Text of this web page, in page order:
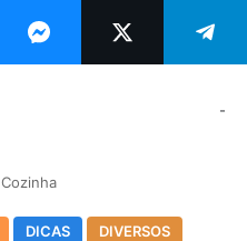
-
Cozinha
DICAS DIVERSOS